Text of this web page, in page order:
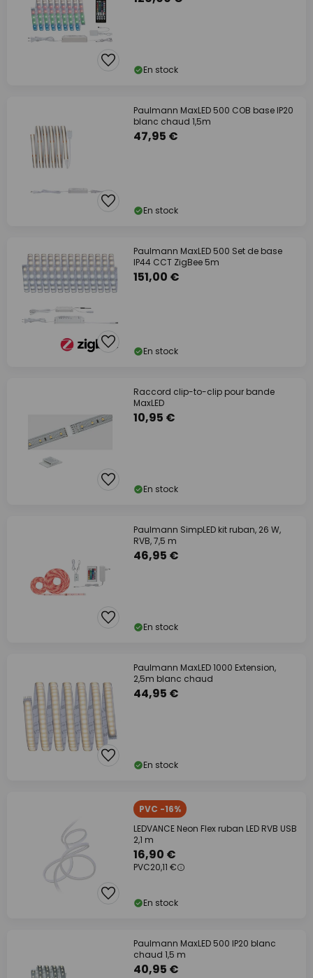
En stock
Paulmann MaxLED 500 COB base IP20
blanc chaud 1,5m
47,95 €
En stock
Paulmann MaxLED 500 Set de base
IP44 CCT ZigBee 5m
151,00 €
En stock
Raccord clip-to-clip pour bande
MaxLED
10,95 €
En stock
Paulmann SimpLED kit ruban, 26 W,
RVB, 7,5 m
46,95 €
En stock
Paulmann MaxLED 1000 Extension,
2,5m blanc chaud
44,95 €
En stock
PVC -16%
LEDVANCE Neon Flex ruban LED RVB USB
2,1 m
16,90 €
PVC20,11 €
En stock
Paulmann MaxLED 500 IP20 blanc
chaud 1,5 m
40,95 €